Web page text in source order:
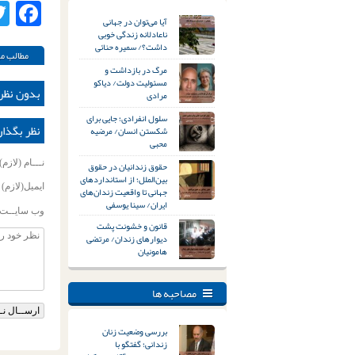
مطالب
بدون
نظر
نـــام (لازم)
ایمیل(لازم)
وب سایــت
آیا می‌توان در جهانی
ناعادلانه زندگی خوبی
داشت؟/ سمیره حنائی
مرگ در بازداشت و
مسئولیت دولت/ دیاکو
مرادی
سلول انفرادی؛ جایی برای
شکستن انسان/ مرضیه
محبی
حقوق زندانیان در حقوق
بین‌الملل؛ از استانداردهای
جهانی تا واقعیت زندان‌های
ایران/ سینا یوسفی
قانون و خشونت پشت
دیوارهای زندان/ مرتضی
هامونیان
مصاحبه ها
بررسی وضعیت زنان
زندانی؛ گفتگو با